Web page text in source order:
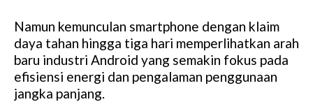
Namun kemunculan smartphone dengan klaim
daya tahan hingga tiga hari memperlihatkan arah
baru industri Android yang semakin fokus pada
efisiensi energi dan pengalaman penggunaan
jangka panjang.